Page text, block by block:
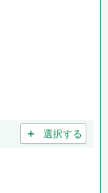
＋ 選択する